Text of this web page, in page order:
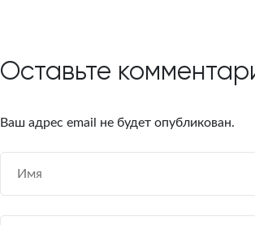
Оставьте
Ваш адрес email не будет опубликован.